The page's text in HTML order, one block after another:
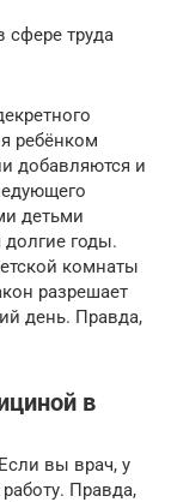
сфере труда
ребёнком
добавляются и
детьми
годы.
комнаты
разрешает
день. Правда,
в
вы врач, у
Правда,